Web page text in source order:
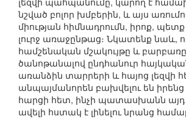
նշված բոլոր խմբերին, և այս
միության հիմնադրումն, իրոք,
լուրջ առաջընթաց։ Նկատենք նաև,
համշենական մշակույթը և
ծանոթանալով ընդհանուր
առանձին տարրերի և հայոց լեզվի
անպայմանորեն բախվելու են
հարցի հետ, ինչի պատասխանն
ավելի հստակ է լինելու նրանց